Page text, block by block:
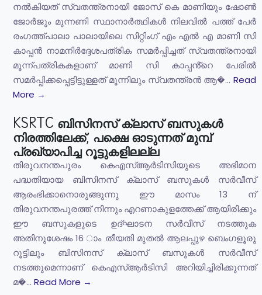
നൽകിയത് സ്വതന്ത്രനായി ജോസ് കെ മാണിയും ഷോൺ
ജോർജും മുന്നണി സ്ഥാനാർത്ഥികൾ നിലവിൽ പത്ത് പേർ
രംഗത്ത്പാലാ പാലായിലെ സിറ്റിംഗ് എം എൽ എ മാണി സി
കാപ്പൻ നാമനിർദ്ദേശപത്രിക സമർപ്പിച്ചത് സ്വതന്ത്രനായി
മൂന്ന്പത്രികകളാണ് മാണി സി കാപ്പൻ്റെ പേരിൽ
സമർപ്പിക്കപ്പെട്ടിട്ടുള്ളത് മൂന്നിലും സ്വതന്ത്രൻ ആ�... Read
More →
KSRTC ബിസിനസ് ക്ലാസ് ബസുകൾ
നിരത്തിലേക്ക്, പക്ഷെ ഓടുന്നത് മുമ്പ്
പ്രഖ്യാപിച്ച റൂട്ടുകളിലല്ല
തിരുവനന്തപുരം കെഎസ്ആർടിസിയുടെ അഭിമാന
പദ്ധതിയായ ബിസിനസ് ക്ലാസ് ബസുകൾ സർവീസ്
ആരംഭിക്കാനൊരുങ്ങുന്നു ഈ മാസം 13 ന്
തിരുവനന്തപുരത്ത് നിന്നും എറണാകുളത്തേക്ക് ആയിരിക്കും
ഈ ബസുകളുടെ ഉദ്ഘാടന സർവീസ് നടത്തുക
അതിനുശേഷം 16 ാം തീയതി മുതൽ ആലപ്പുഴ ബെംഗളൂരു
റൂട്ടിലും ബിസിനസ് ക്ലാസ് ബസുകൾ സർവീസ്
നടത്തുമെന്നാണ് കെഎസ്ആർടിസി അറിയിച്ചിരിക്കുന്നത്
മ�... Read More →